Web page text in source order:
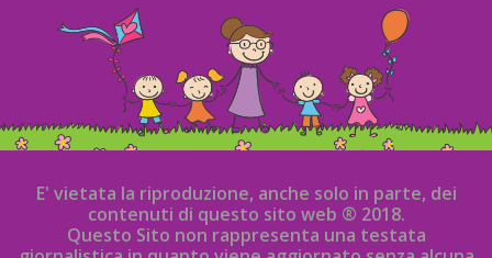
E' vietata la riproduzione, anche solo in parte, dei
contenuti di questo sito web ® 2018.
Questo Sito non rappresenta una testata